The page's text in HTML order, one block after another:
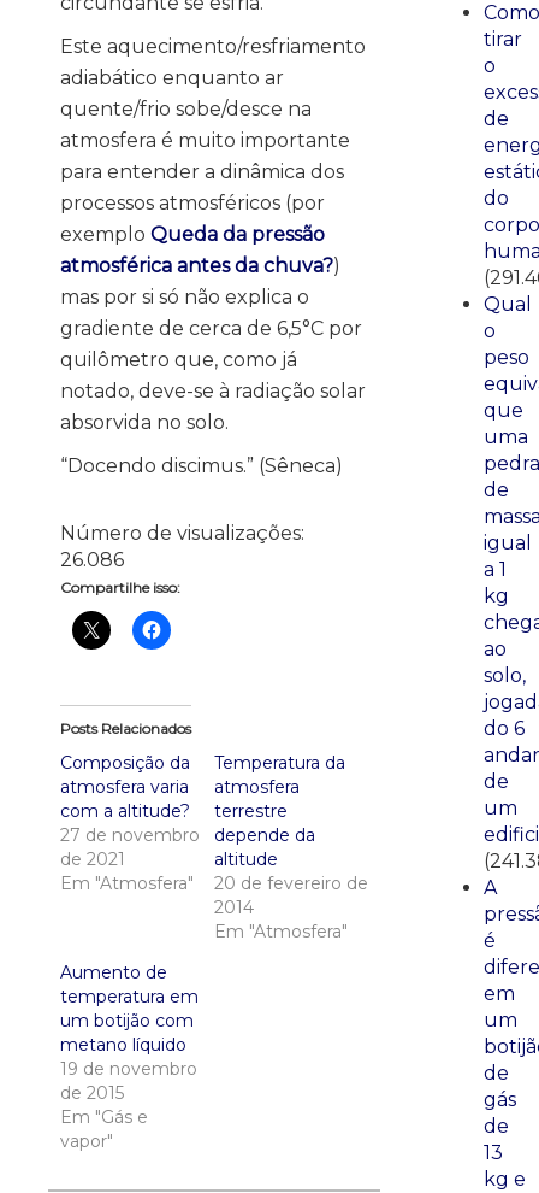
Este aquecimento/resfriamento
adiabático enquanto ar
quente/frio sobe/desce na
atmosfera é muito importante
para entender a dinâmica dos
processos atmosféricos (por
exemplo Queda da pressão
atmosférica antes da chuva?)
mas por si só não explica o
gradiente de cerca de 6,5°C por
quilômetro que, como já
notado, deve-se à radiação solar
absorvida no solo.
“Docendo discimus.” (Sêneca)
Número de visualizações:
26.086
Compartilhe isso:
Posts Relacionados
Composição da
atmosfera varia
com a altitude?
27 de novembro
de 2021
Em "Atmosfera"
Temperatura da
atmosfera
terrestre
depende da
altitude
20 de fevereiro de
2014
Em "Atmosfera"
Aumento de
temperatura em
um botijão com
metano líquido
19 de novembro
de 2015
Em "Gás e
vapor"
Como
tirar
o
de
do
corpo
Qual
o
peso
que
uma
pedra
de
igual
a 1
kg
ao
solo,
do 6
andar
de
um
A
é
em
um
de
gás
de
13
kg e